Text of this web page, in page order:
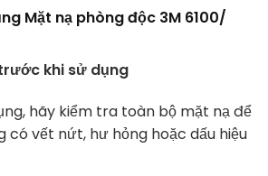
Mặt nạ phòng độc 3M 6100/
khi sử dụng
hãy kiểm tra toàn bộ mặt nạ để
có vết nứt, hư hỏng hoặc dấu hiệu